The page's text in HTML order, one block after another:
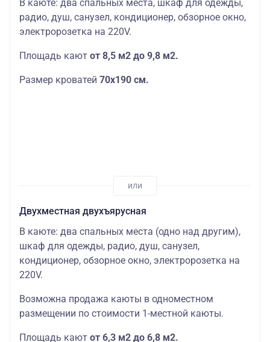
В каюте: два спальных места, шкаф для одежды,
радио, душ, санузел, кондиционер, обзорное окно,
электророзетка на 220V.
Площадь кают от 8,5 м2 до 9,8 м2.
Размер кроватей 70х190 см.
Двухместная двухъярусная
В каюте: два спальных места (одно над другим),
шкаф для одежды, радио, душ, санузел,
кондиционер, обзорное окно, электророзетка на
220V.
Возможна продажа каюты в одноместном
размещении по стоимости 1-местной каюты.
Площадь кают от 6,3 м2 до 6,8 м2.